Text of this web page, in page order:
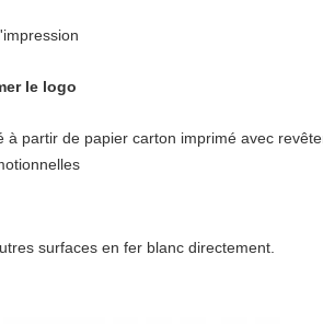
le logo
à partir de papier carton imprimé avec
surfaces en fer blanc directement.